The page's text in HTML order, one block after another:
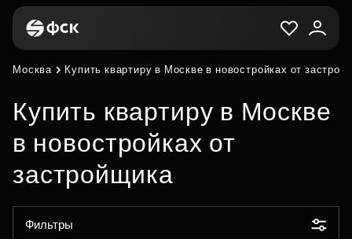
Москва Купить квартиру в Москве в новостройках от
Купить квартиру в Москве
в новостройках от
застройщика
Фильтры